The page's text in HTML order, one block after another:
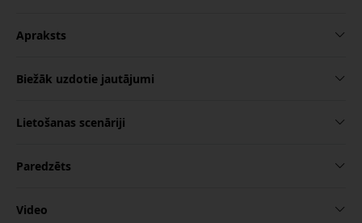
Apraksts
Biežāk uzdotie jautājumi
Lietošanas scenāriji
Paredzēts
Video